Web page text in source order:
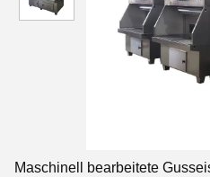
Maschinell bearbeitete